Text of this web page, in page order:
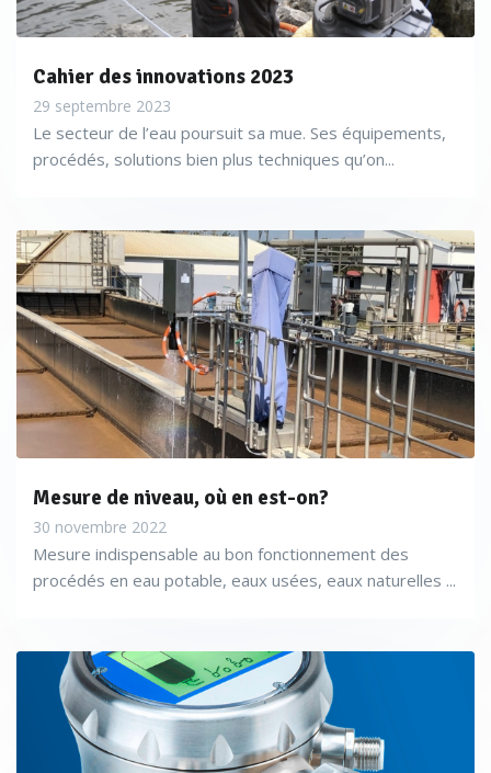
Cahier des innovations 2023
29 septembre 2023
Le secteur de l’eau poursuit sa mue. Ses équipements,
procédés, solutions bien plus techniques qu’on...
Mesure de niveau, où en est-on?
30 novembre 2022
Mesure indispensable au bon fonctionnement des
procédés en eau potable, eaux usées, eaux naturelles ...